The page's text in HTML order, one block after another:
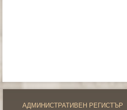
АДМИНИСТРАТИВЕН РЕГИСТЪР